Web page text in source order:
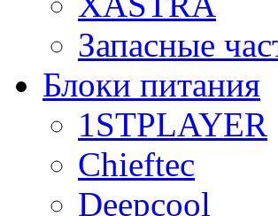
Запасные
Блоки питания
1STPLAYER
Chieftec
Deepcool